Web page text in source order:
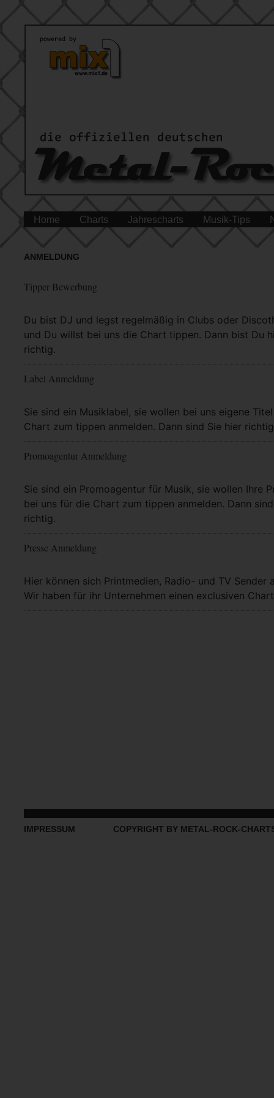
Home Charts Jahrescharts Musik-Tips
ANMELDUNG
Tipper Bewerbung
Du bist DJ und legst regelmäßig in Clubs oder
und Du willst bei uns die Chart tippen. Dann bist Du
richtig.
Mehr Info
Label Anmeldung
Sie sind ein Musiklabel, sie wollen bei uns eigene
Chart zum tippen anmelden. Dann sind Sie hier
Mehr Info
Promoagentur Anmeldung
Sie sind ein Promoagentur für Musik, sie wollen Ihre
bei uns für die Chart zum tippen anmelden. Dann
richtig.
Mehr Info
Presse Anmeldung
Hier können sich Printmedien, Radio- und TV Sender
Wir haben für ihr Unternehmen einen exclusiven
Mehr Info
IMPRESSUM COPYRIGHT BY METAL-ROCK-